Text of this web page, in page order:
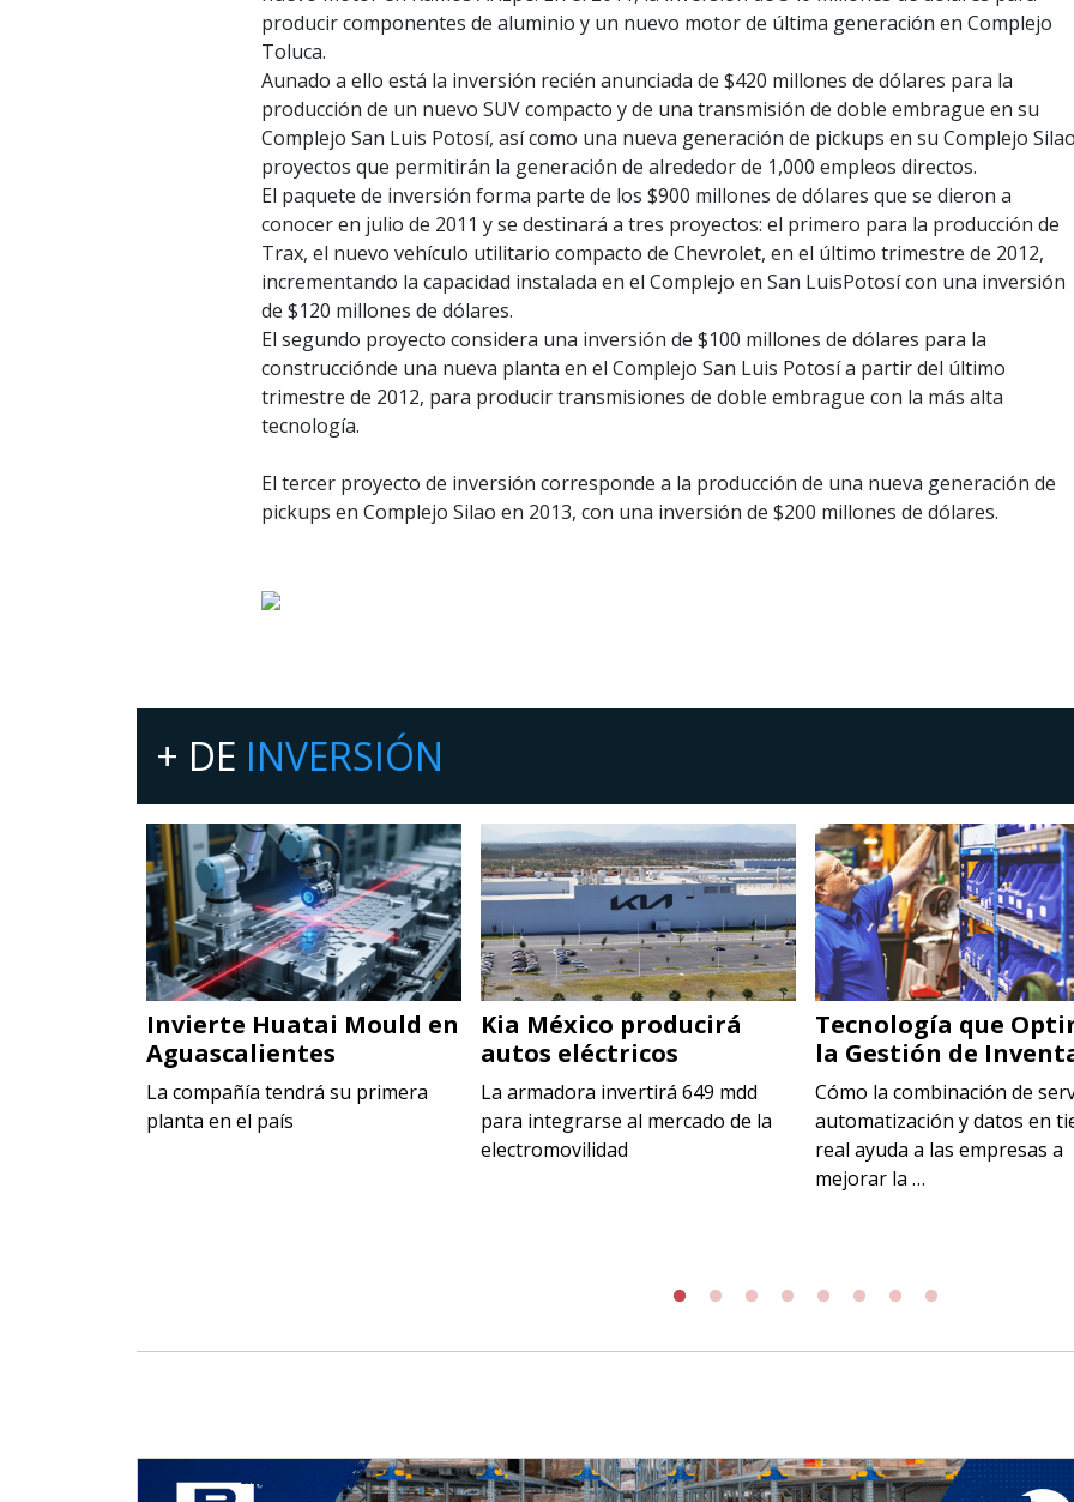
producir componentes de aluminio y un nuevo motor de última generación en Complejo
Toluca.
Aunado a ello está la inversión recién anunciada de $420 millones de dólares para la
producción de un nuevo SUV compacto y de una transmisión de doble embrague en su
Complejo San Luis Potosí, así como una nueva generación de pickups en su Complejo
proyectos que permitirán la generación de alrededor de 1,000 empleos directos.
El paquete de inversión forma parte de los $900 millones de dólares que se dieron a
conocer en julio de 2011 y se destinará a tres proyectos: el primero para la producción de
Trax, el nuevo vehículo utilitario compacto de Chevrolet, en el último trimestre de 2012,
incrementando la capacidad instalada en el Complejo en San LuisPotosí con una inversión
de $120 millones de dólares.
El segundo proyecto considera una inversión de $100 millones de dólares para la
construcciónde una nueva planta en el Complejo San Luis Potosí a partir del último
trimestre de 2012, para producir transmisiones de doble embrague con la más alta
tecnología.
El tercer proyecto de inversión corresponde a la producción de una nueva generación de
pickups en Complejo Silao en 2013, con una inversión de $200 millones de dólares.
+ DE INVERSIÓN
Invierte Huatai Mould en
Aguascalientes
La compañía tendrá su primera
planta en el país
Kia México producirá
autos eléctricos
La armadora invertirá 649 mdd
para integrarse al mercado de la
electromovilidad
Tecnología que
la Gestión de
Cómo la combinación de
automatización y datos en
real ayuda a las empresas a
mejorar la …